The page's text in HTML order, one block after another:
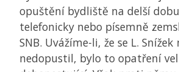
opuštění bydliště na delší
telefonicky nebo písemně
SNB. Uvážíme-li, že se L. Snížek
nedopustil, bylo to opatření